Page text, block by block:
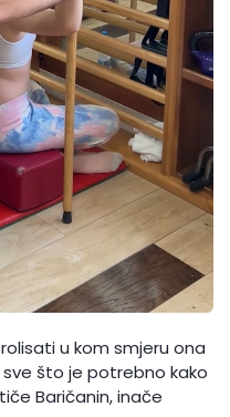
u kom smjeru ona
što je potrebno kako
Baričanin, inače